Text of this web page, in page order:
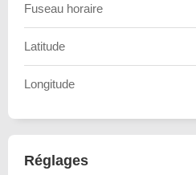
Fuseau horaire
Latitude
Longitude
Réglages